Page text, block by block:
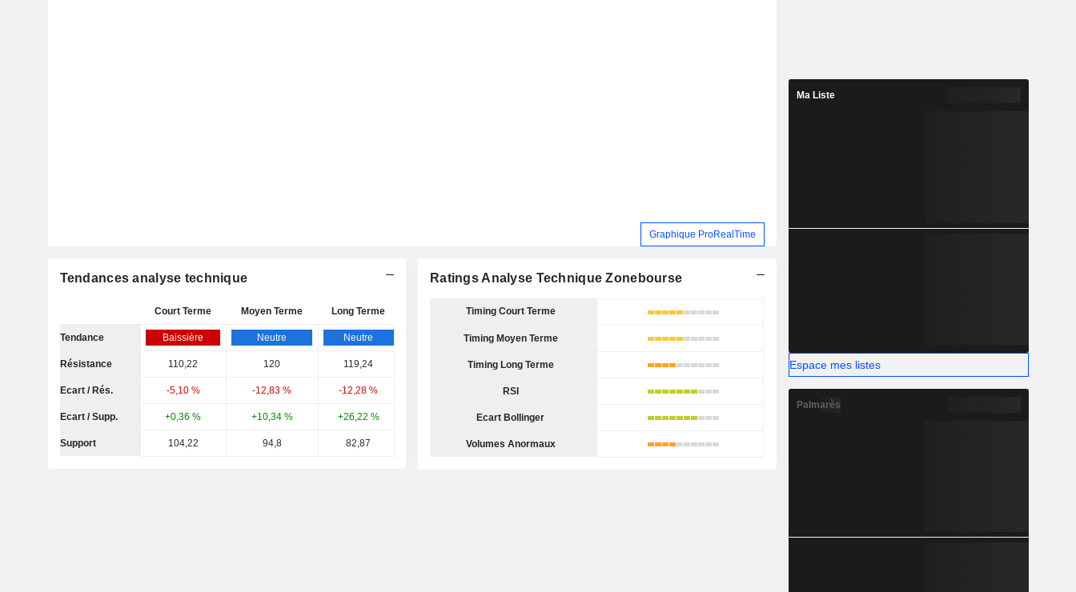
Graphique ProRealTime
Tendances analyse technique
Court Terme Moyen Terme Long Terme
Tendance Baissière Neutre Neutre
Résistance 110,22 120 119,24
Ecart / Rés. -5,10 % -12,83 % -12,28 %
Ecart / Supp. +0,36 % +10,34 % +26,22 %
Support 104,22 94,8 82,87
Ratings Analyse Technique Zonebourse
Timing Court Terme
Timing Moyen Terme
Timing Long Terme
RSI
Ecart Bollinger
Volumes Anormaux
Ma Liste
Espace mes listes
Palmarès